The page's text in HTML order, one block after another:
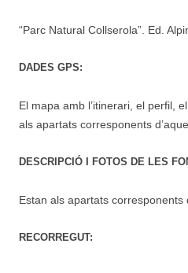
“Parc Natural Collserola”. Ed.
DADES GPS:
El mapa amb l’itinerari, el perfil,
als apartats corresponents
DESCRIPCIÓ I FOTOS DE LES
Estan als apartats corresponents
RECORREGUT: